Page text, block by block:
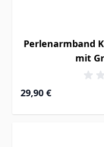
Perlenarmband
mit
29,90 €